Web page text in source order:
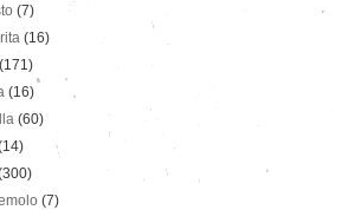
(7)
(16)
(171)
(16)
(60)
(7)